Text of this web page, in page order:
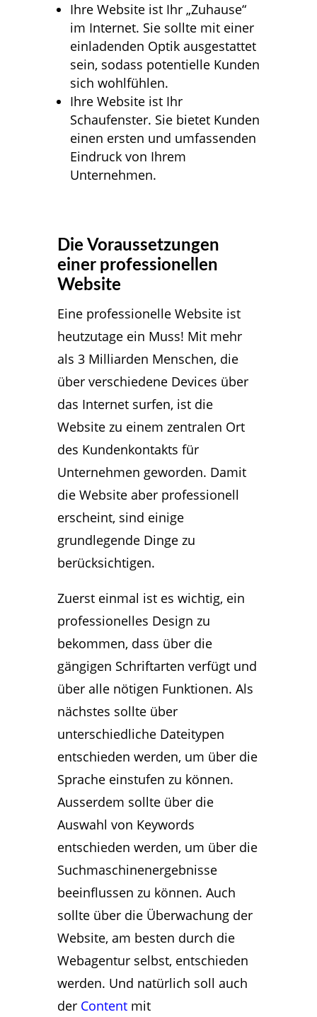
Ihre Website ist Ihr „Zuhause“
im Internet. Sie sollte mit einer
einladenden Optik ausgestattet
sein, sodass potentielle Kunden
sich wohlfühlen.
Ihre Website ist Ihr
Schaufenster. Sie bietet Kunden
einen ersten und umfassenden
Eindruck von Ihrem
Unternehmen.
Die Voraussetzungen
einer professionellen
Website
Eine professionelle Website ist
heutzutage ein Muss! Mit mehr
als 3 Milliarden Menschen, die
über verschiedene Devices über
das Internet surfen, ist die
Website zu einem zentralen Ort
des Kundenkontakts für
Unternehmen geworden. Damit
die Website aber professionell
erscheint, sind einige
grundlegende Dinge zu
berücksichtigen.
Zuerst einmal ist es wichtig, ein
professionelles Design zu
bekommen, dass über die
gängigen Schriftarten verfügt und
über alle nötigen Funktionen. Als
nächstes sollte über
unterschiedliche Dateitypen
entschieden werden, um über die
Sprache einstufen zu können.
Ausserdem sollte über die
Auswahl von Keywords
entschieden werden, um über die
Suchmaschinenergebnisse
beeinflussen zu können. Auch
sollte über die Überwachung der
Website, am besten durch die
Webagentur selbst, entschieden
werden. Und natürlich soll auch
der Contentmit